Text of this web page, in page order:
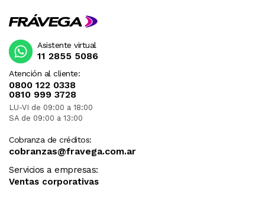
Atención al cliente:
0800 122 0338
0810 999 3728
LU-VI de 09:00 a 18:00
SA de 09:00 a 13:00
Cobranza de créditos:
cobranzas@fravega.com.ar
Servicios a empresas:
Ventas corporativas
Asistente virtual
11 2855 5086